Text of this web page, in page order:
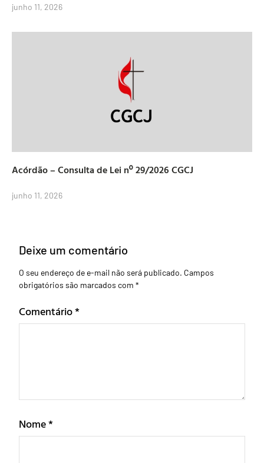
junho 11, 2026
Acórdão – Consulta de Lei nº 29/2026 CGCJ
junho 11, 2026
Deixe um comentário
O seu endereço de e-mail não será publicado. Campos
obrigatórios são marcados com *
Comentário*
Nome*